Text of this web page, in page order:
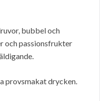
bubbel och
och passionsfrukter
provsmakat drycken.